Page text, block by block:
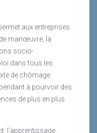
aux entreprises
manœuvre, la
socio-
dans tous les
de chômage
à pourvoir des
de plus en plus
l’apprentissage,